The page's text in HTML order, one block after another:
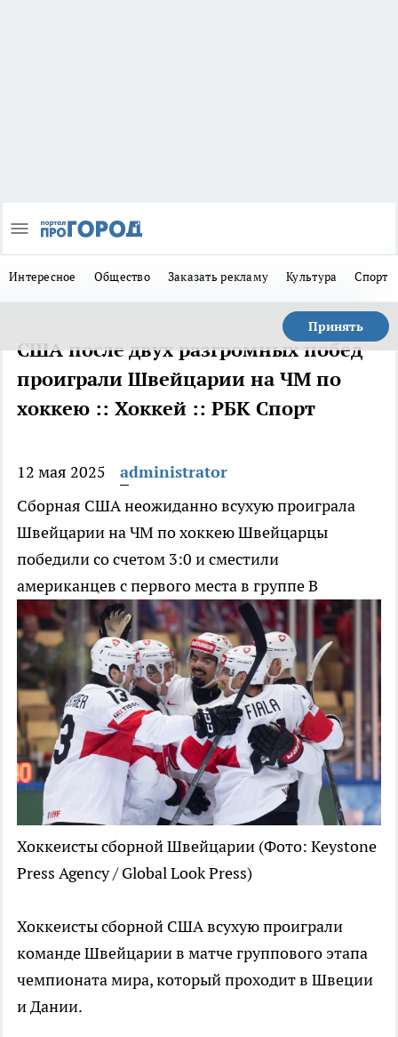
Интересное Общество Заказать рекламу Культура Спорт
Принять
США после двух разгромных побед
проиграли Швейцарии на ЧМ по
хоккею :: Хоккей :: РБК Спорт
12 мая 2025
administrator
Сборная США неожиданно всухую проиграла
Швейцарии на ЧМ по хоккеюШвейцарцы
победили со счетом 3:0 и сместили
американцев с первого места в группе B
Хоккеисты сборной Швейцарии (Фото: Keystone
Press Agency / Global Look Press)
Хоккеисты сборной США всухую проиграли
команде Швейцарии в матче группового этапа
чемпионата мира, который проходит в Швеции
и Дании.